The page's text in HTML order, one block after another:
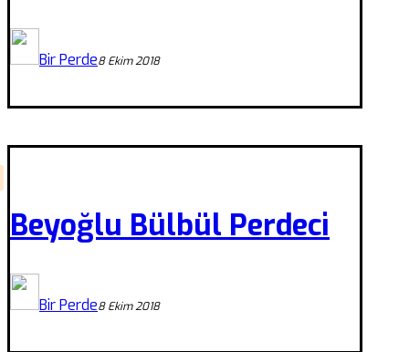
Bir Perde8 Ekim 2018
Beyoğlu Bülbül Perdeci
Bir Perde8 Ekim 2018